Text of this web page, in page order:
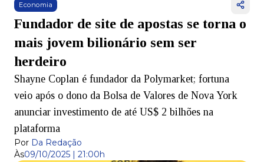
Economia
Fundador de site de apostas se torna o
mais jovem bilionário sem ser
herdeiro
Shayne Coplan é fundador da Polymarket; fortuna
veio após o dono da Bolsa de Valores de Nova York
anunciar investimento de até US$ 2 bilhões na
plataforma
Por Da Redação
Às09/10/2025 | 21:00h